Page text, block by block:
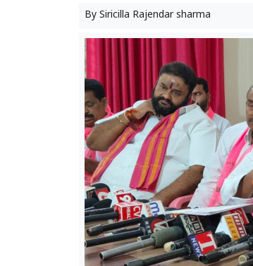
By Siricilla Rajendar sharma